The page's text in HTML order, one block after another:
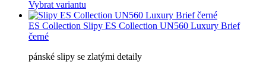
Vybrat variantu
ES Collection Slipy ES Collection UN560 Luxury Brief
černé
pánské slipy se zlatými detaily